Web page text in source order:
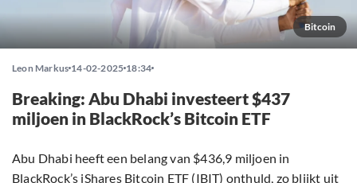
Bitcoin
Leon Markus 14-02-2025 18:34
Breaking: Abu Dhabi investeert $437
miljoen in BlackRock’s Bitcoin ETF
Abu Dhabi heeft een belang van $436,9 miljoen in
BlackRock’s iShares Bitcoin ETF (IBIT) onthuld, zo blijkt uit